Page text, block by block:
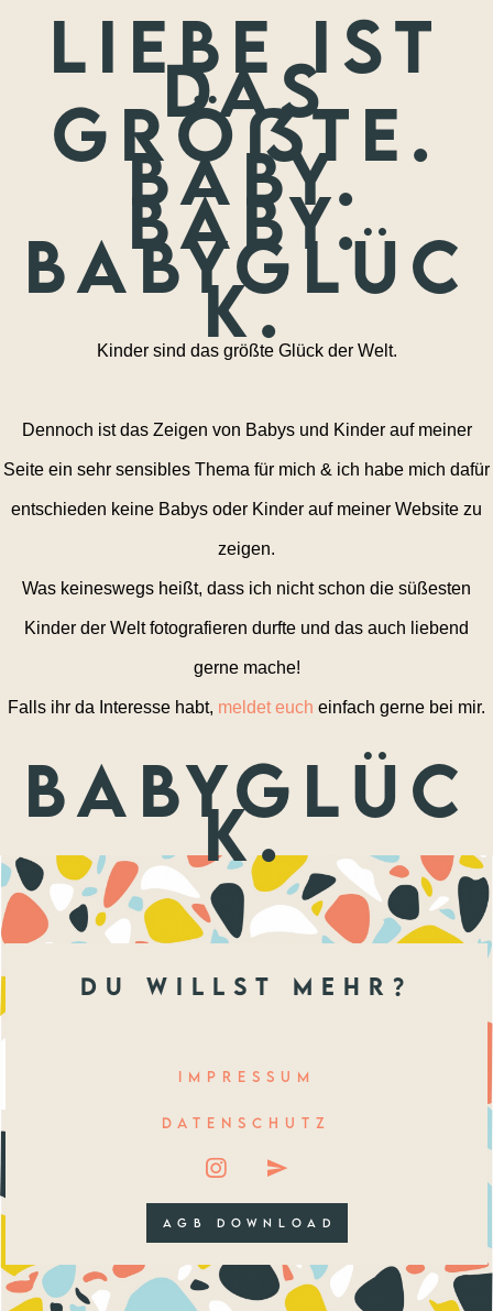
Liebe ist
das
größte.
Baby.
Baby.
Babyglüc
k.
Kinder sind das größte Glück der Welt.
Dennoch ist das Zeigen von Babys und Kinder auf meiner
Seite ein sehr sensibles Thema für mich & ich habe mich dafür
entschieden keine Babys oder Kinder auf meiner Website zu
zeigen.
Was keineswegs heißt, dass ich nicht schon die süßesten
Kinder der Welt fotografieren durfte und das auch liebend
gerne mache!
Falls ihr da Interesse habt, meldet euch einfach gerne bei mir.
Babyglüc
k.
du willst mehr?
IMPRESSUM
DATENSCHUTZ
AGB DOWNLOAD